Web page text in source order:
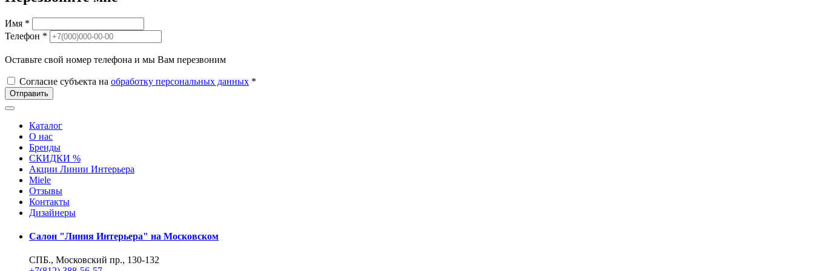
Имя *
Телефон *
Оставьте свой номер телефона и мы Вам перезвоним
Согласие субъекта на обработку персональных данных *
Отправить
Каталог
О нас
Бренды
СКИДКИ %
Акции Линии Интерьера
Miele
Отзывы
Контакты
Дизайнеры
Салон "Линия Интерьера" на Московском
СПБ., Московский пр., 130-132